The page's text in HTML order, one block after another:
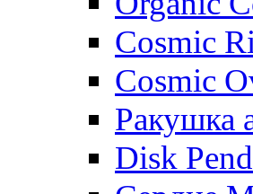
Cosmic
Cosmic
Ракушка
Disk